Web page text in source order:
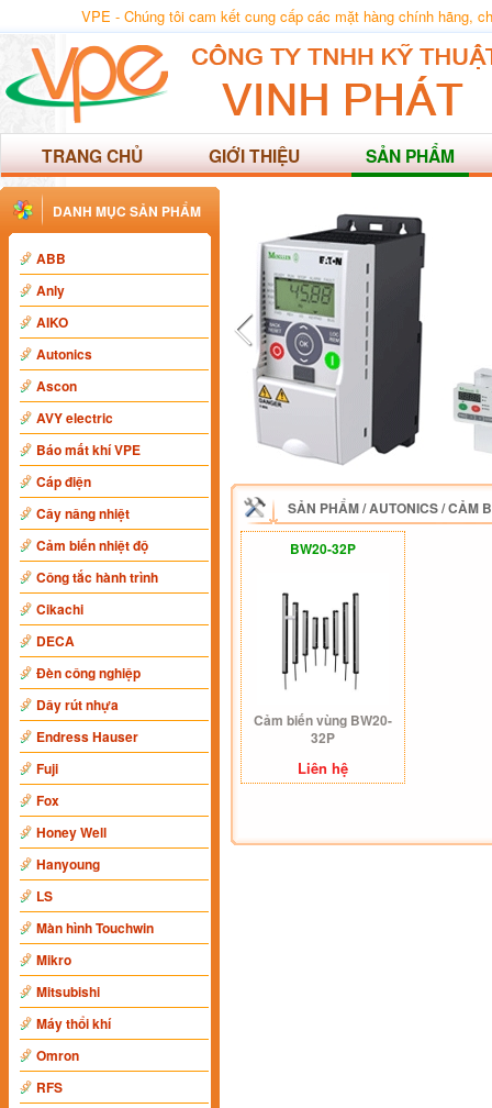
VPE - Chúng tôi cam kết cung cấp các mặt hàng chính hãng,
TRANG CHỦ GIỚI THIỆU SẢN PHẨM
DANH MỤC SẢN PHẨM
ABB
Anly
AIKO
Autonics
Ascon
AVY electric
Báo mất khí VPE
Cáp điện
Cây nâng nhiệt
Cảm biến nhiệt độ
Công tắc hành trình
Cikachi
DECA
Đèn công nghiệp
Dây rút nhựa
Endress Hauser
Fuji
Fox
Honey Well
Hanyoung
LS
Màn hình Touchwin
Mikro
Mitsubishi
Máy thổi khí
Omron
RFS
SẢN PHẨM/AUTONICS/CẢM
BW20-32P
Cảm biến vùng BW20-
32P
Liên hệ